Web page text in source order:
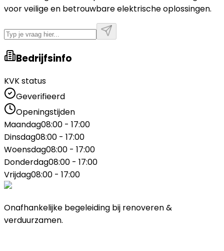
voor veilige en betrouwbare elektrische oplossingen.
Bedrijfsinfo
KVK status
Geverifieerd
Openingstijden
Maandag08:00 - 17:00
Dinsdag08:00 - 17:00
Woensdag08:00 - 17:00
Donderdag08:00 - 17:00
Vrijdag08:00 - 17:00
Onafhankelijke begeleiding bij renoveren &
verduurzamen.